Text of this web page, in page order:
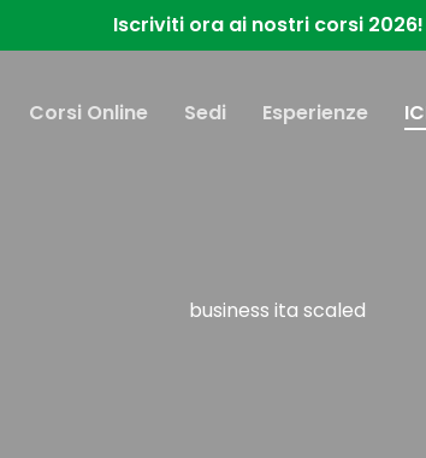
Iscriviti ora ai nostri corsi 2026!
Corsi Online Sedi Esperienze